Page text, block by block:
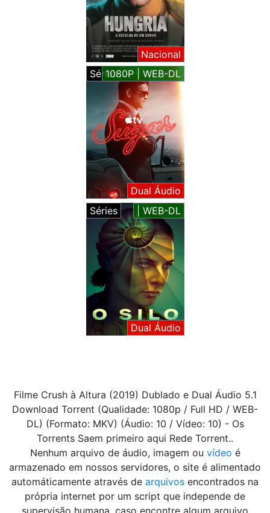
Nacional
Séries1080P | WEB-DL
Dual Áudio
Séries
| WEB-DL
Dual Áudio
Filme Crush à Altura (2019) Dublado e Dual Áudio 5.1
Download Torrent (Qualidade: 1080p / Full HD / WEB-
DL) (Formato: MKV) (Áudio: 10 / Vídeo: 10) - Os
Torrents Saem primeiro aqui Rede Torrent..
Nenhum arquivo de áudio, imagem ou vídeo é
armazenado em nossos servidores, o site é alimentado
automáticamente através de arquivos encontrados na
própria internet por um script que independe de